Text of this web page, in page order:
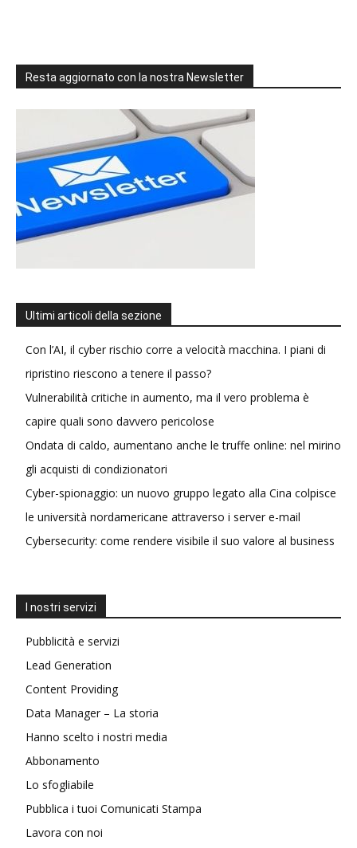
Resta aggiornato con la nostra Newsletter
Ultimi articoli della sezione
Con l’AI, il cyber rischio corre a velocità macchina. I piani di
ripristino riescono a tenere il passo?
Vulnerabilità critiche in aumento, ma il vero problema è
capire quali sono davvero pericolose
Ondata di caldo, aumentano anche le truffe online: nel mirino
gli acquisti di condizionatori
Cyber-spionaggio: un nuovo gruppo legato alla Cina colpisce
le università nordamericane attraverso i server e-mail
Cybersecurity: come rendere visibile il suo valore al business
I nostri servizi
Pubblicità e servizi
Lead Generation
Content Providing
Data Manager – La storia
Hanno scelto i nostri media
Abbonamento
Lo sfogliabile
Pubblica i tuoi Comunicati Stampa
Lavora con noi